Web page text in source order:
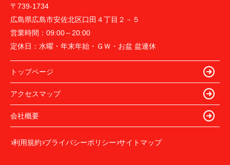
〒739-1734
広島県広島市安佐北区口田４丁目２－５
営業時間： 09:00～20:00
定休日： 水曜・年末年始・ＧＷ・お盆 盆連休
トップページ
アクセスマップ
会社概要
利用規約 プライバシーポリシー サイトマップ